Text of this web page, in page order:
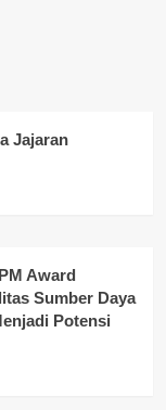
Jajaran
Award
Sumber Daya
Potensi